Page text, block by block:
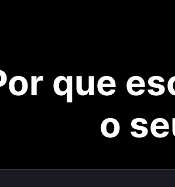
que
o